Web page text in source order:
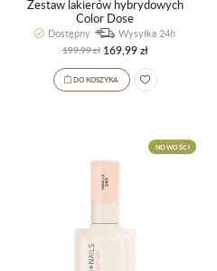
Zestaw lakierów hybrydowych
Color Dose
Dostępny
Wysyłka 24h
199,99 zł 169,99 zł
DO KOSZYKA
NOWOŚCI